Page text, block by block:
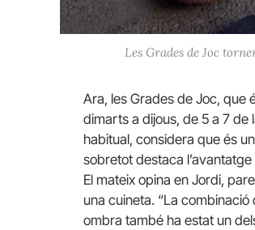
Les Grades de Joc
Ara, les Grades de Joc, que
dimarts a dijous, de 5 a 7 de
habitual, considera que és
sobretot destaca
El mateix opina en Jordi,
una cuineta. “La
ombra també ha estat un